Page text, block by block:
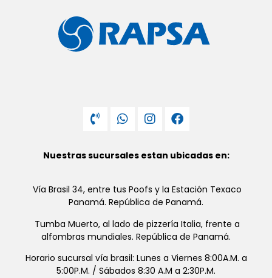
Nuestras sucursales estan ubicadas en:
Vía Brasil 34, entre tus Poofs y la Estación Texaco
Panamá. República de Panamá.
Tumba Muerto, al lado de pizzería Italia, frente a
alfombras mundiales. República de Panamá.
Horario sucursal vía brasil: Lunes a Viernes 8:00A.M. a
5:00P.M. / Sábados 8:30 A.M a 2:30P.M.